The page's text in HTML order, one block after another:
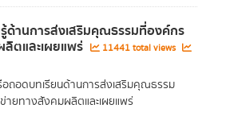
ด้านการส่งเสริมคุณธรรมที่องค์กร
ตและเผยแพร่
11441 total views
ถอดบทเรียนด้านการส่งเสริมคุณธรรม
ายทางสังคมผลิตและเผยแพร่